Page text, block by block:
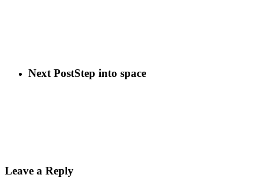
Next PostStep into space
Leave a Reply